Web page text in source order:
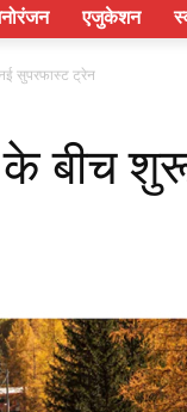
एजुकेशन
सुपरफास्ट ट्रेन
के बीच